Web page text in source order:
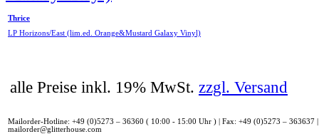
Thrice
LP Horizons/East (lim.ed. Orange&Mustard Galaxy Vinyl)
alle Preise inkl. 19% MwSt. zzgl. Versand
Mailorder-Hotline: +49 (0)5273 – 36360 ( 10:00 - 15:00 Uhr ) | Fax: +49 (0)5273 – 363637
mailorder@glitterhouse.com